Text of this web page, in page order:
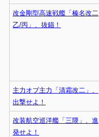
改金剛型高速戦艦「榛名改二
乙/丙」、抜錨！
主力オブ主力「清霜改二」、
出撃せよ！
改装航空巡洋艦「三隈」、進
発せよ！